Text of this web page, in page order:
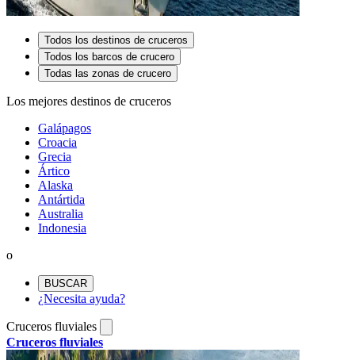
Todos los destinos de cruceros
Todos los barcos de crucero
Todas las zonas de crucero
Los mejores destinos de cruceros
Galápagos
Croacia
Grecia
Ártico
Alaska
Antártida
Australia
Indonesia
o
BUSCAR
¿Necesita ayuda?
Cruceros fluviales
Cruceros fluviales